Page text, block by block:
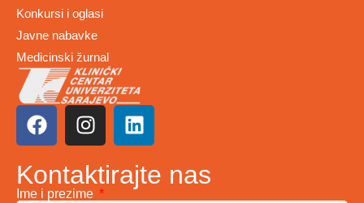
Konkursi i oglasi
Javne nabavke
Medicinski žurnal
Kontaktirajte nas
Ime i prezime